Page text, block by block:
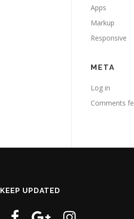
Apps
Markup
Responsive
META
Log in
Comments
KEEP UPDATED